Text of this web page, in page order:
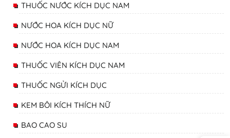
THUỐC NƯỚC KÍCH DỤC NAM
NƯỚC HOA KÍCH DỤC NỮ
NƯỚC HOA KÍCH DỤC NAM
THUỐC VIÊN KÍCH DỤC NAM
THUỐC NGỬI KÍCH DỤC
KEM BÔI KÍCH THÍCH NỮ
BAO CAO SU